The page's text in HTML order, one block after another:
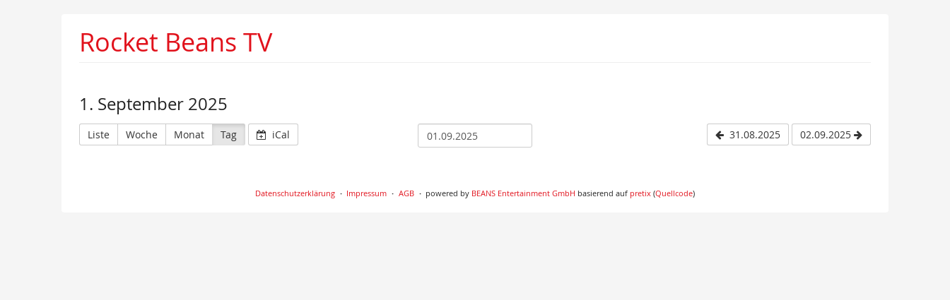
Rocket Beans TV
1. September 2025
Liste Woche Monat Tag iCal 31.08.2025 02.09.2025
Datenschutzerklärung Impressum AGB powered by BEANS Entertainment GmbH basierend auf pretix (Quellcode)